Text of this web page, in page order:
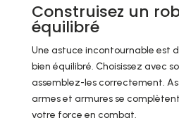
Construisez un
équilibré
Une astuce incontournable est
bien équilibré. Choisissez avec
assemblez-les correctement.
armes et armures se
votre force en combat.